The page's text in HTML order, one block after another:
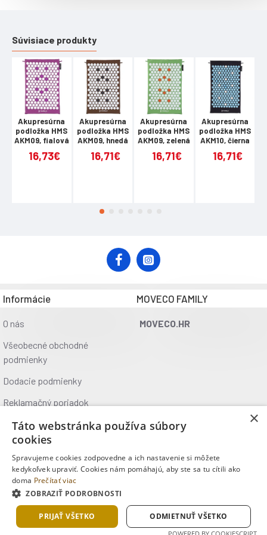
Súvisiace produkty
Akupresúrna
podložka HMS
AKM09, fialová
16,73€
Akupresúrna
podložka HMS
AKM09, hnedá
16,71€
Akupresúrna
podložka HMS
AKM09, zelená
16,71€
Akupresúrna
podložka HMS
AKM10, čierna
16,71€
Informácie
O nás
Všeobecné obchodné
podmienky
Dodacie podmienky
Reklamačný poriadok
Ochrana údajov
Kontakt
Kde nás nájdete
MOVECO FAMILY
MOVECO.HR
Copyright © 2025, MOVECO s.r.o., Všetky práva vyhradené
×
Táto webstránka používa súbory
cookies
Spravujeme cookies zodpovedne a ich nastavenie si môžete
kedykoľvek upraviť. Cookies nám pomáhajú, aby ste sa tu cítili ako
doma Prečítať viac
ZOBRAZIŤ PODROBNOSTI
PRIJAŤ VŠETKO ODMIETNUŤ VŠETKO